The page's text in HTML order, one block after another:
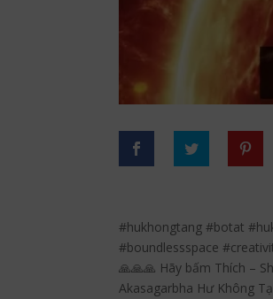
#hukhongtang #botat
#boundlessspace
🙏🙏🙏 Hãy bấm Thích –
Akasagarbha Hư Không